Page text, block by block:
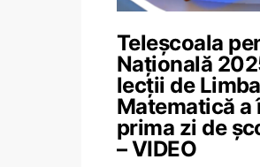
Teleșcoala
Națională
lecții de
Matematică a
prima zi de
– VIDEO